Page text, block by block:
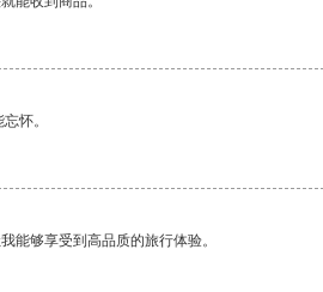
怀。
能够享受到高品质的旅行体验。